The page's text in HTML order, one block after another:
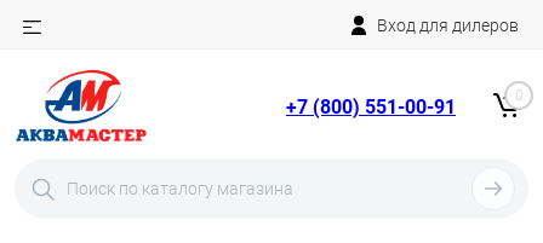
Вход для дилеров
+7 (800) 551-00-91 0